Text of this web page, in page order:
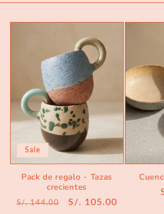
Sale
Pack de regalo - Tazas
crecientes
Regular
S/. 144.00
Sale
S/. 105.00